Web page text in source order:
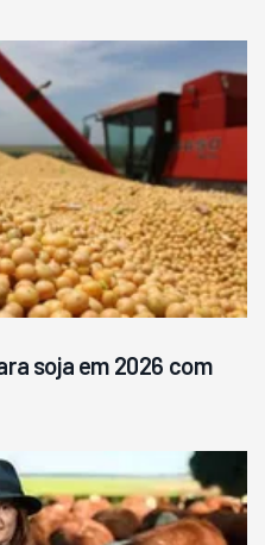
soja em 2026 com